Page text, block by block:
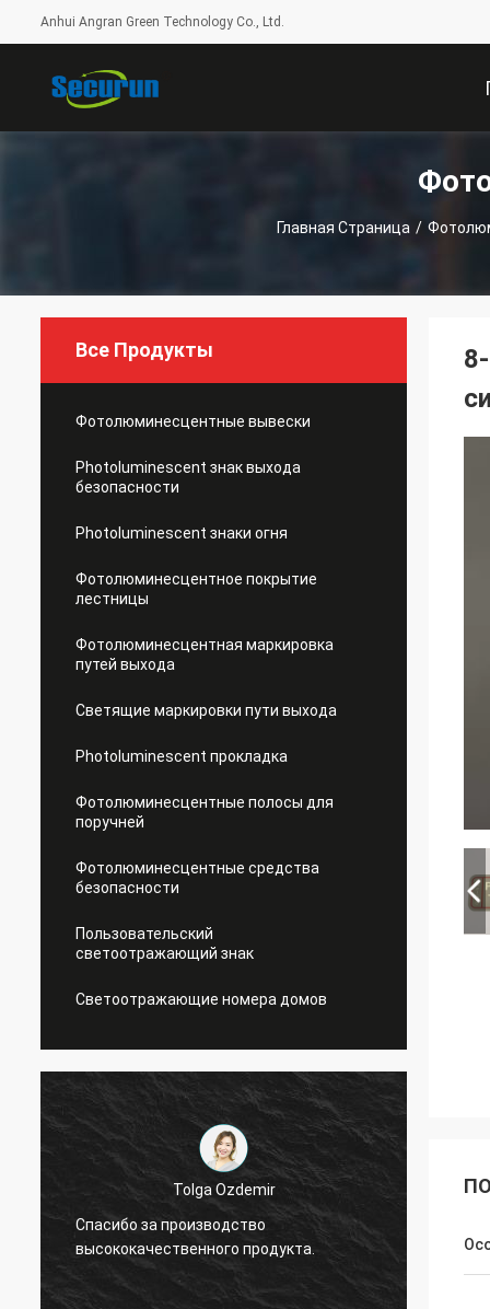
Anhui Angran Green Technology Co., Ltd.
Главная Страница /
Все Продукты
Фотолюминесцентные вывески
Photoluminescent знак выхода
безопасности
Photoluminescent знаки огня
Фотолюминесцентное покрытие
лестницы
Фотолюминесцентная маркировка
путей выхода
Светящие маркировки пути выхода
Photoluminescent прокладка
Фотолюминесцентные полосы для
поручней
Фотолюминесцентные средства
безопасности
Пользовательский
светоотражающий знак
Светоотражающие номера домов
Tolga Ozdemir
Спасибо за производство
высококачественного продукта.
нужно